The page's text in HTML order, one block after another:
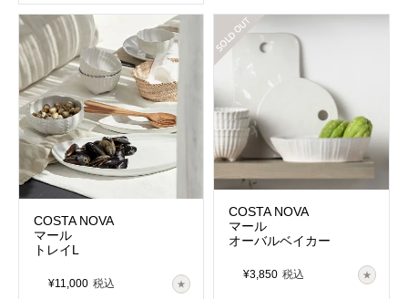
COSTA NOVA
マール
トレイL
¥11,000 税込
COSTA NOVA
マール
オーバルベイカー
¥3,850 税込
在庫切れ